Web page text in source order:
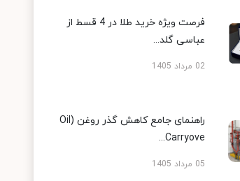
فرصت ویژه خرید طلا در 4 قسط از
عباسی گلد...
02 مرداد 1405
راهنمای جامع کاهش گذر روغن (Oil
Carryove...
05 مرداد 1405